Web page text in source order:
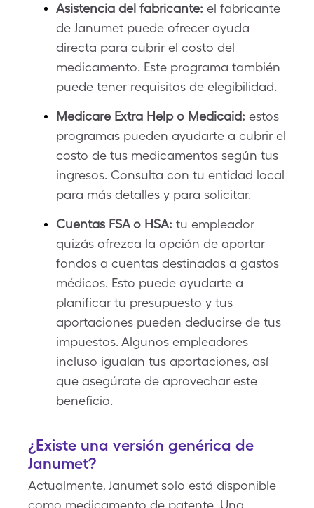
Asistencia del fabricante: el fabricante
de Janumet puede ofrecer ayuda
directa para cubrir el costo del
medicamento. Este programa también
puede tener requisitos de elegibilidad.
Medicare Extra Help o Medicaid: estos
programas pueden ayudarte a cubrir el
costo de tus medicamentos según tus
ingresos. Consulta con tu entidad local
para más detalles y para solicitar.
Cuentas FSA o HSA: tu empleador
quizás ofrezca la opción de aportar
fondos a cuentas destinadas a gastos
médicos. Esto puede ayudarte a
planificar tu presupuesto y tus
aportaciones pueden deducirse de tus
impuestos. Algunos empleadores
incluso igualan tus aportaciones, así
que asegúrate de aprovechar este
beneficio.
¿Existe una versión genérica de
Janumet?
Actualmente, Janumet solo está disponible
como medicamento de patente. Una